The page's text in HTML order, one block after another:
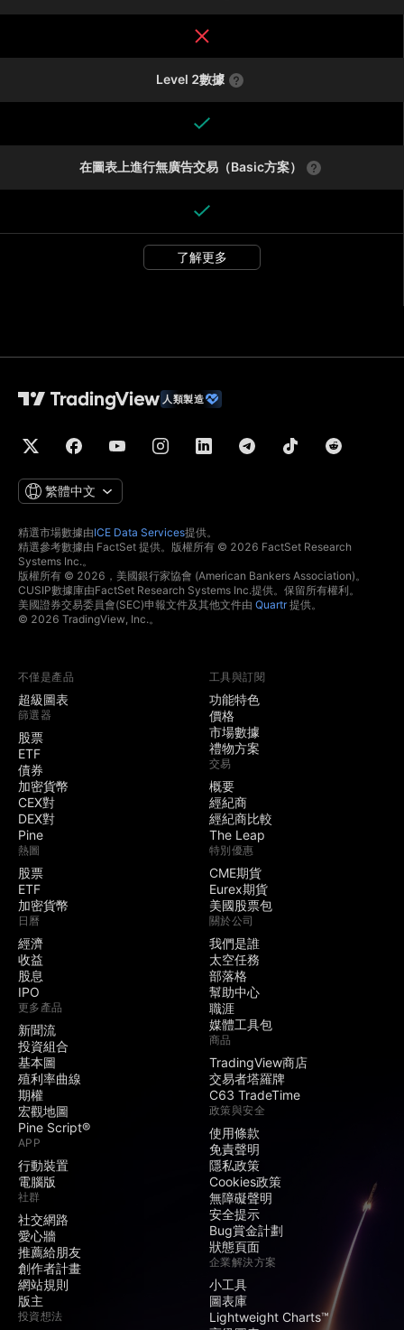
Level 2數據
在圖表上進行無廣告交易（Basic方案）
了解更多
人類製造
繁體中文
精選市場數據由ICE Data Services提供。
精選參考數據由 FactSet 提供。版權所有 © 2026 FactSet Research
Systems Inc.。
版權所有 © 2026，美國銀行家協會 (American Bankers Association)。
CUSIP數據庫由FactSet Research Systems Inc.提供。保留所有權利。
美國證券交易委員會(SEC)申報文件及其他文件由 Quartr提供。
© 2026 TradingView, Inc.。
不僅是產品
超級圖表
篩選器
股票
ETF
債券
加密貨幣
CEX對
DEX對
Pine
熱圖
股票
ETF
加密貨幣
日曆
經濟
收益
股息
IPO
更多產品
新聞流
投資組合
基本圖
殖利率曲線
期權
宏觀地圖
Pine Script®
APP
行動裝置
電腦版
社群
社交網路
愛心牆
推薦給朋友
創作者計畫
網站規則
版主
投資想法
工具與訂閱
功能特色
價格
市場數據
禮物方案
交易
概要
經紀商
經紀商比較
The Leap
特別優惠
CME期貨
Eurex期貨
美國股票包
關於公司
我們是誰
太空任務
部落格
幫助中心
職涯
媒體工具包
商品
TradingView商店
交易者塔羅牌
C63 TradeTime
政策與安全
使用條款
免責聲明
隱私政策
Cookies政策
無障礙聲明
安全提示
Bug賞金計劃
狀態頁面
企業解決方案
小工具
圖表庫
Lightweight Charts™